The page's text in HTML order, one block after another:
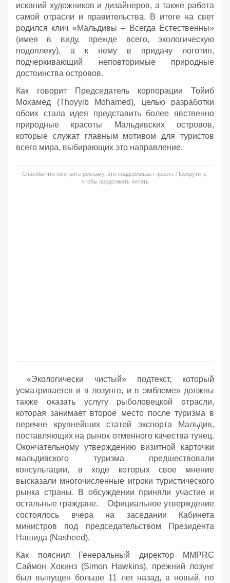
исканий художников и дизайнеров, а также работа
самой отрасли и правительства. В итоге на свет
родился клич «Мальдивы – Всегда Естественны»
(имея в виду, прежде всего, экологическую
подоплеку), а к нему в придачу логотип,
подчеркивающий неповторимые природные
достоинства островов.
Как говорит Председатель корпорации Тойиб
Мохамед (Thoyyib Mohamed), целью разработки
обоих стала идея представить более явственно
природные красоты Мальдивских островов,
которые служат главным мотивом для туристов
всего мира, выбирающих это направление.
Спасибо что смотрите рекламу, это поддерживает проект. Прокрутите,
чтобы продолжить читать
«Экологически чистый» подтекст, который
усматривается и в лозунге, и в эмблеме» должны
также оказать услугу рыболовецкой отрасли,
которая занимает второе место после туризма в
перечне крупнейших статей экспорта Мальдив,
поставляющих на рынок отменного качества тунец.
Окончательному утверждению визитной карточки
мальдивского туризма предшествовали
консультации, в ходе которых свое мнение
высказали многочисленные игроки туристического
рынка страны. В обсуждении приняли участие и
остальные граждане. Официальное утверждение
состоялось вчера на заседании Кабинета
министров под председательством Президента
Нашида (Nasheed).
Как пояснил Генеральный директор MMPRC
Саймон Хокинз (Simon Hawkins), прежний лозунг
был выпущен больше 11 лет назад, а новый, по